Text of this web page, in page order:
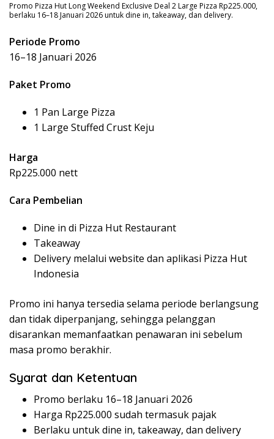
Promo Pizza Hut Long Weekend Exclusive Deal 2 Large Pizza Rp225.000,
berlaku 16–18 Januari 2026 untuk dine in, takeaway, dan delivery.
Periode Promo
16–18 Januari 2026
Paket Promo
1 Pan Large Pizza
1 Large Stuffed Crust Keju
Harga
Rp225.000 nett
Cara Pembelian
Dine in di Pizza Hut Restaurant
Takeaway
Delivery melalui website dan aplikasi Pizza Hut
Indonesia
Promo ini hanya tersedia selama periode berlangsung
dan tidak diperpanjang, sehingga pelanggan
disarankan memanfaatkan penawaran ini sebelum
masa promo berakhir.
Syarat dan Ketentuan
Promo berlaku 16–18 Januari 2026
Harga Rp225.000 sudah termasuk pajak
Berlaku untuk dine in, takeaway, dan delivery